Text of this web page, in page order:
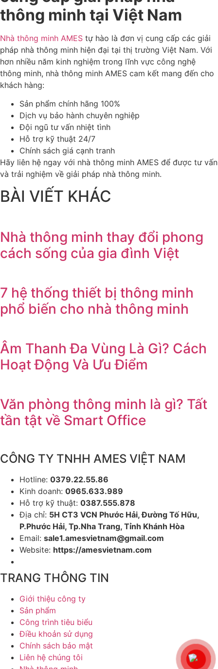
thông minh tại Việt Nam
Nhà thông minh AMES tự hào là đơn vị cung cấp các giải
pháp nhà thông minh hiện đại tại thị trường Việt Nam. Với
hơn nhiều năm kinh nghiệm trong lĩnh vực công nghệ
thông minh, nhà thông minh AMES cam kết mang đến cho
khách hàng:
Sản phẩm chính hãng 100%
Dịch vụ bảo hành chuyên nghiệp
Đội ngũ tư vấn nhiệt tình
Hỗ trợ kỹ thuật 24/7
Chính sách giá cạnh tranh
Hãy liên hệ ngay với nhà thông minh AMES để được tư vấn
và trải nghiệm về giải pháp nhà thông minh.
BÀI VIẾT KHÁC
Nhà thông minh thay đổi phong
cách sống của gia đình Việt
7 hệ thống thiết bị thông minh
phổ biến cho nhà thông minh
Âm Thanh Đa Vùng Là Gì? Cách
Hoạt Động Và Ưu Điểm
Văn phòng thông minh là gì? Tất
tần tật về Smart Office
CÔNG TY TNHH AMES VIỆT NAM
Hotline: 0379.22.55.86
Kinh doanh: 0965.633.989
Hỗ trợ kỹ thuật: 0387.555.878
Địa chỉ: 5H CT3 VCN Phước Hải, Đường Tố Hữu,
P.Phước Hải, Tp.Nha Trang, Tỉnh Khánh Hòa
Email: sale1.amesvietnam@gmail.com
Website: https://amesvietnam.com
TRANG THÔNG TIN
Giới thiệu công ty
Sản phẩm
Công trình tiêu biểu
Điều khoản sử dụng
Chính sách bảo mật
Liên hệ chúng tôi